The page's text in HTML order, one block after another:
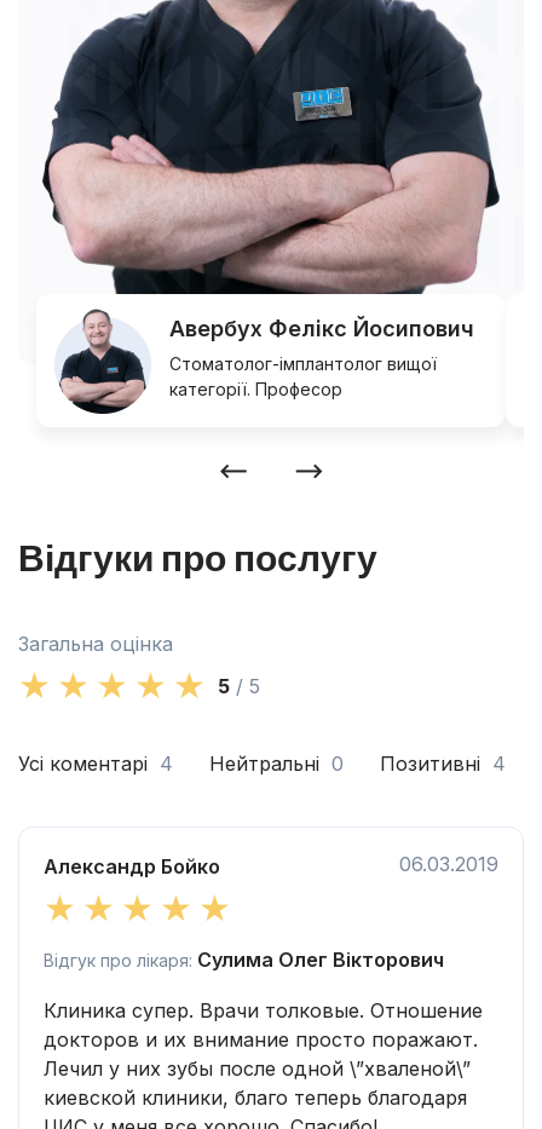
Авербух Фелікс Йосипович
Стоматолог-імплантолог вищої
категорії. Професор
Відгуки про послугу
Загальна оцінка
5 / 5
Усі коментарі 4 Нейтральні 0 Позитивні 4
Александр Бойко 06.03.2019
Відгук про лікаря: Сулима Олег Вікторович
Клиника супер. Врачи толковые. Отношение
докторов и их внимание просто поражают.
Лечил у них зубы после одной \”хваленой\”
киевской клиники, благо теперь благодаря